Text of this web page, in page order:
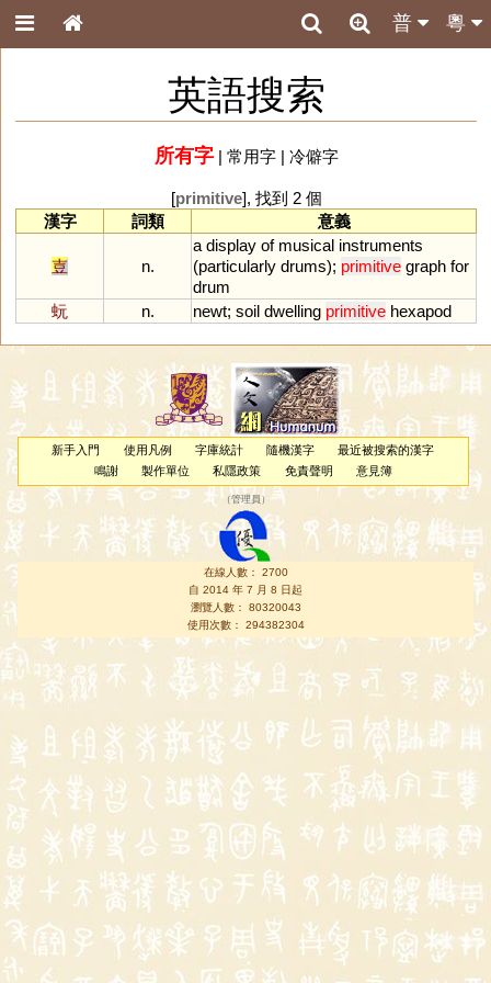
粵
普
英語搜索
所有字| 常用字| 冷僻字
[primitive], 找到 2 個
漢字
詞類 意義
壴 n.
a display of musical instruments
(particularly drums); primitive graph for
drum
蚖
n. newt; soil dwelling primitive hexapod
新手入門 使用凡例 字庫統計 隨機漢字
最近被搜索的漢字
鳴謝
製作單位 私隱政策 免責聲明 意見簿
（管理員 ）
在線人數： 2700
自 2014 年 7 月 8 日起
瀏覽人數： 80320043
使用次數： 294382304